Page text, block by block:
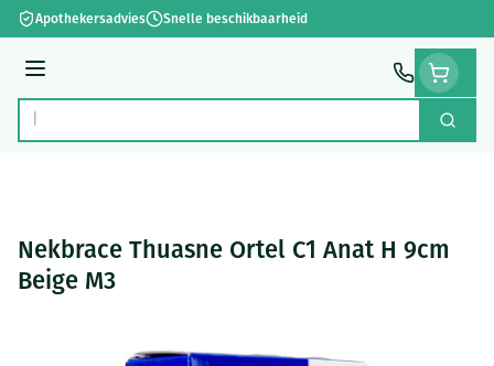
Ga naar de inhoud
Apothekersadvies Snelle beschikbaarheid
Menu
Product, merk, categorie... Zoek
Nekbrace Thuasne Ortel C1 Anat H 9cm
Beige M3